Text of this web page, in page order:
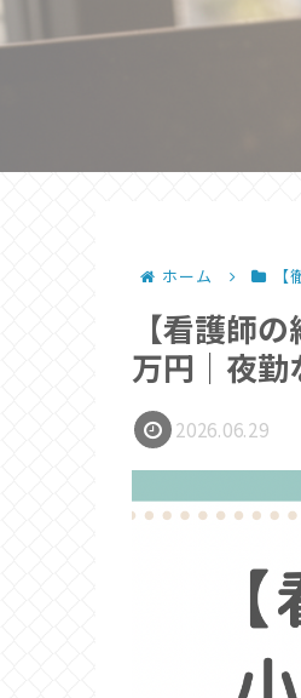
ホーム
【看護師
万円｜夜勤
2026.06.29